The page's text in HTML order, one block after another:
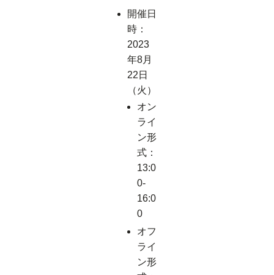
開催日
時：
2023
年8月
22日
（火）
オン
ライ
ン形
式：
13:0
0-
16:0
0
オフ
ライ
ン形